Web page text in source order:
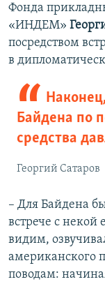
Фонда
«ИНДЕМ»
посредством
в
Байдена по
средства
Георгий Сатаров
– Для Байдена
встрече с
видим,
американского
поводам: